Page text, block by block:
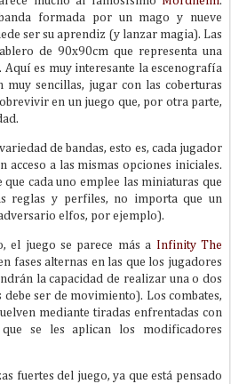
formada por un mago y nueve
ser su aprendiz (y lanzar magia). Las
de 90x90cm que representa una
Aquí es muy interesante la escenografía
muy sencillas, jugar con las coberturas
en un juego que, por otra parte,
de bandas, esto es, cada jugador
acceso a las mismas opciones iniciales.
cada uno emplee las miniaturas que
reglas y perfiles, no importa que un
elfos, por ejemplo).
el juego se parece más a Infinity The
fases alternas en las que los jugadores
la capacidad de realizar una o dos
debe ser de movimiento). Los combates,
mediante tiradas enfrentadas con
se les aplican los modificadores
fuertes del juego, ya que está pensado